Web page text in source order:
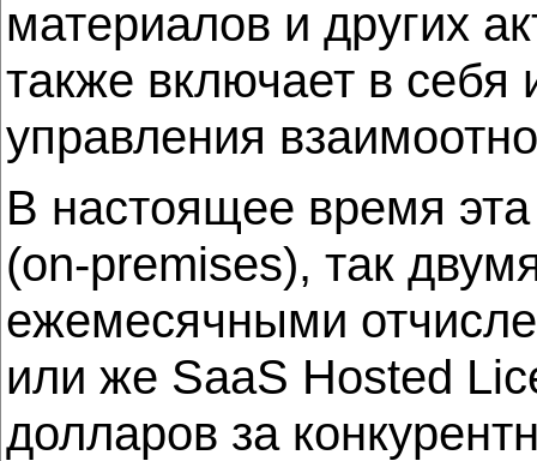
материалов и других
также включает в
управления
В настоящее время
(on-premises), так
ежемесячными
или же SaaS Hosted
долларов за